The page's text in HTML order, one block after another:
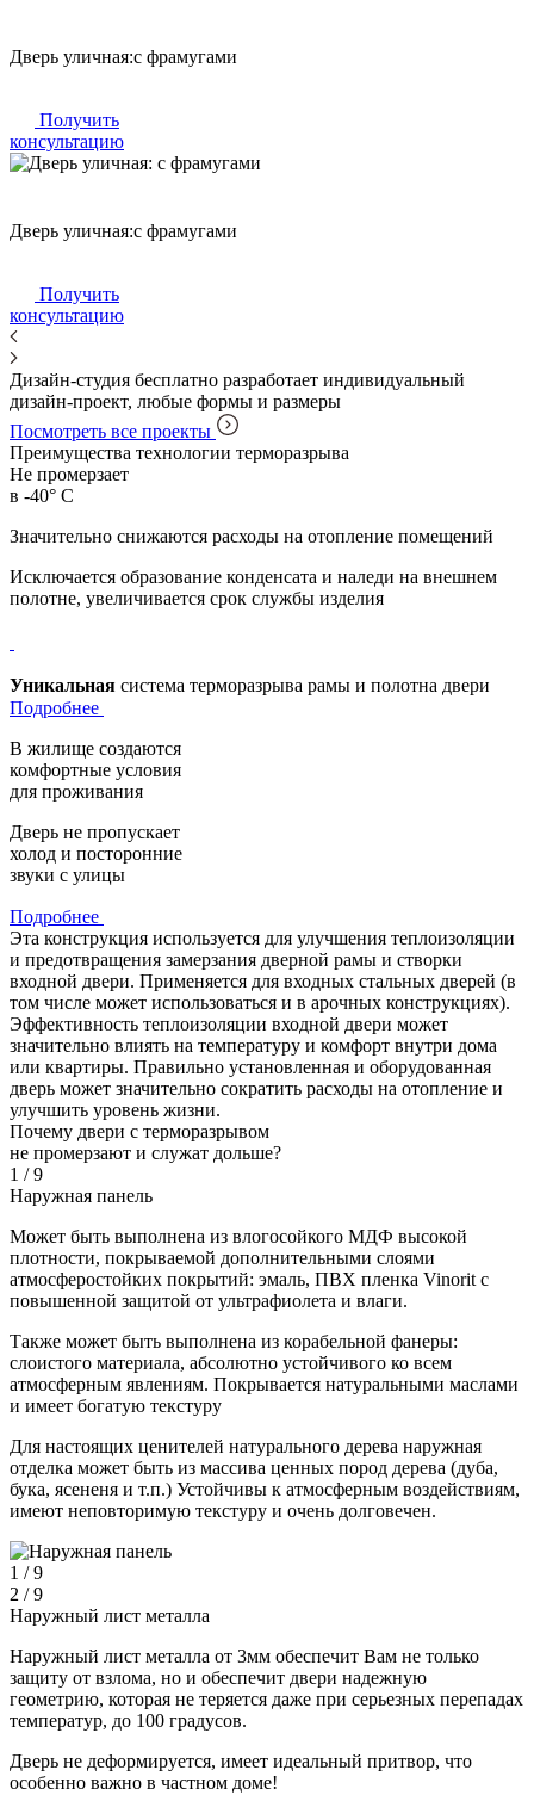
Дверь уличная:с фрамугами
Получить
консультацию
Дверь уличная:с фрамугами
Получить
консультацию
Дизайн-студия бесплатно разработает индивидуальный
дизайн-проект, любые формы и размеры
Посмотреть все проекты
Преимущества технологии терморазрыва
Не промерзает
в -40° С
Значительно снижаются расходы на отопление помещений
Исключается образование конденсата и наледи на внешнем
полотне, увеличивается срок службы изделия
Уникальная система терморазрыва рамы и полотна двери
Подробнее
В жилище создаются
комфортные условия
для проживания
Дверь не пропускает
холод и посторонние
звуки с улицы
Подробнее
Эта конструкция используется для улучшения теплоизоляции
и предотвращения замерзания дверной рамы и створки
входной двери. Применяется для входных стальных дверей (в
том числе может использоваться и в арочных конструкциях).
Эффективность теплоизоляции входной двери может
значительно влиять на температуру и комфорт внутри дома
или квартиры. Правильно установленная и оборудованная
дверь может значительно сократить расходы на отопление и
улучшить уровень жизни.
Почему двери с терморазрывом
не промерзают и служат дольше?
1 / 9
Наружная панель
Может быть выполнена из влогосойкого МДФ высокой
плотности, покрываемой дополнительными слоями
атмосферостойких покрытий: эмаль, ПВХ пленка Vinorit с
повышенной защитой от ультрафиолета и влаги.
Также может быть выполнена из корабельной фанеры:
слоистого материала, абсолютно устойчивого ко всем
атмосферным явлениям. Покрывается натуральными маслами
и имеет богатую текстуру
Для настоящих ценителей натурального дерева наружная
отделка может быть из массива ценных пород дерева (дуба,
бука, ясененя и т.п.) Устойчивы к атмосферным воздействиям,
имеют неповторимую текстуру и очень долговечен.
1 / 9
2 / 9
Наружный лист металла
Наружный лист металла от 3мм обеспечит Вам не только
защиту от взлома, но и обеспечит двери надежную
геометрию, которая не теряется даже при серьезных перепадах
температур, до 100 градусов.
Дверь не деформируется, имеет идеальный притвор, что
особенно важно в частном доме!